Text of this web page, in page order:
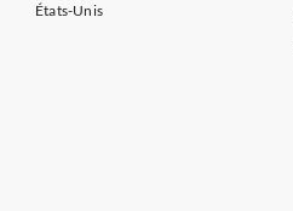
États-Unis